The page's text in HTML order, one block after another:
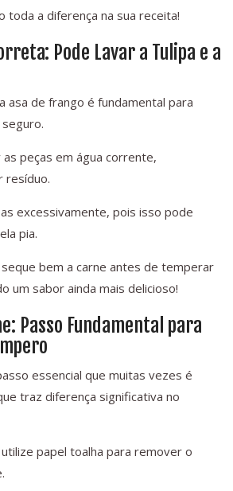
toda a diferença na sua receita!
Pode Lavar a Tulipa e a
asa de frango é fundamental para
peças em água corrente,
resíduo.
excessivamente, pois isso pode
pia.
seque bem a carne antes de temperar
um sabor ainda mais delicioso!
Passo Fundamental para
essencial que muitas vezes é
traz diferença significativa no
papel toalha para remover o